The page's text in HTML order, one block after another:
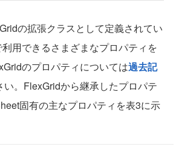
の拡張クラスとして定義されてい
用できるさまざまなプロパティを
のプロパティについては過去記
い。FlexGridから継承したプロパテ
固有の主なプロパティを表3に示